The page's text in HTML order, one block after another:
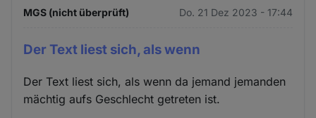
MGS (nicht überprüft) Do. 21 Dez 2023 - 17:44
Der Text liest sich, als wenn
Der Text liest sich, als wenn da jemand jemanden
mächtig aufs Geschlecht getreten ist.